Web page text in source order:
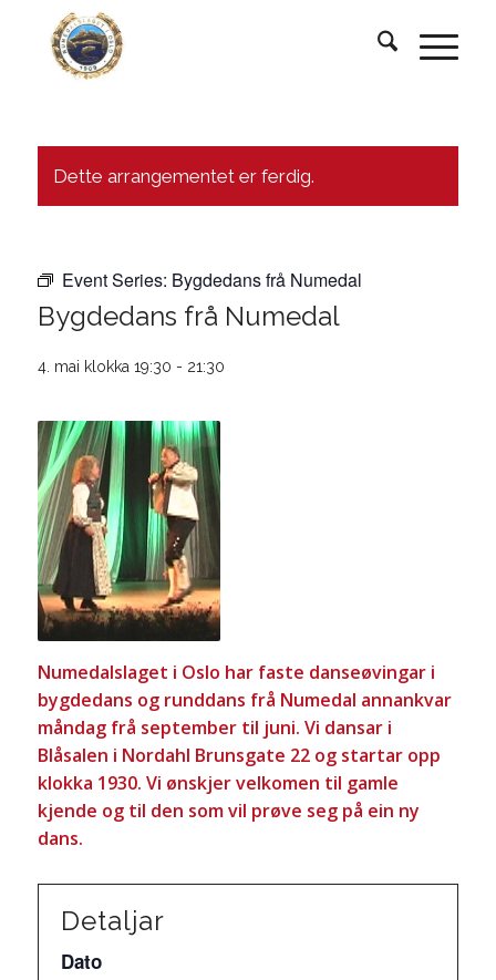
Dette arrangementet er ferdig.
Event Series: Bygdedans frå Numedal
Bygdedans frå Numedal
4. mai klokka 19:30 - 21:30
Numedalslaget i Oslo har faste danseøvingar i
bygdedans og runddans frå Numedal annankvar
måndag frå september til juni. Vi dansar i
Blåsalen i Nordahl Brunsgate 22 og startar opp
klokka 1930. Vi ønskjer velkomen til gamle
kjende og til den som vil prøve seg på ein ny
dans.
Detaljar
Dato